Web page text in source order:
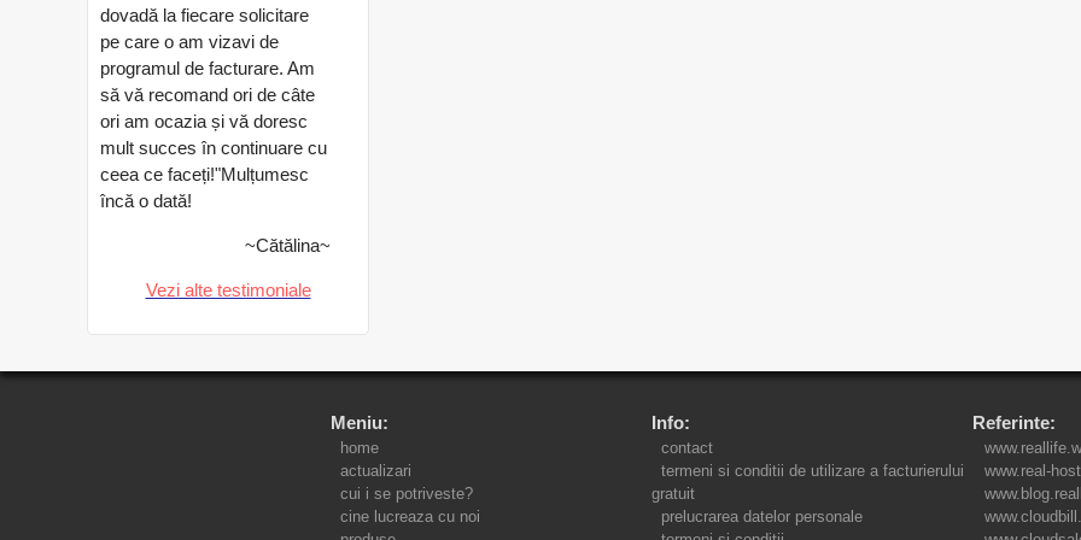
dovadă la fiecare solicitare
pe care o am vizavi de
programul de facturare. Am
să vă recomand ori de câte
ori am ocazia și vă doresc
mult succes în continuare cu
ceea ce faceți!"Mulțumesc
încă o dată!
~Cătălina~
Vezi alte testimoniale
Meniu:
home
actualizari
cui i se potriveste?
cine lucreaza cu noi
Info:
contact
termeni si conditii de utilizare a facturierului
gratuit
prelucrarea datelor personale
Referinte:
www.real-